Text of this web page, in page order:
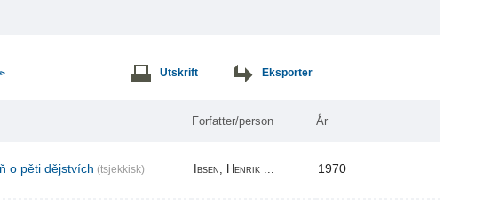
Utskrift Eksporter
Forfatter/person År
o pěti dějstvích (tsjekkisk) Ibsen, Henrik ... 1970